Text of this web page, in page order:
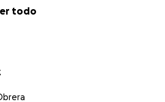
los deportes paralímpicos y en
todo